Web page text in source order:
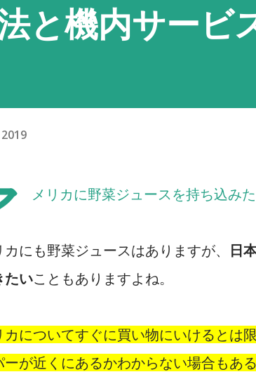
と機内サービ
メリカに野菜ジュースを持ち込み
カにも野菜ジュースはありますが、
日
たいこともありますよね。
カについてすぐに買い物にいけるとは
ーが近くにあるかわからない場合もあ